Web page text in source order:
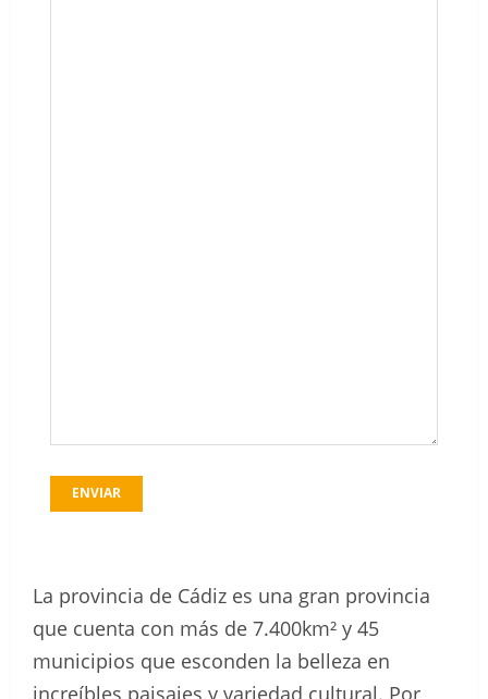
ENVIAR
La provincia de Cádiz es una gran provincia
que cuenta con más de 7.400km² y 45
municipios que esconden la belleza en